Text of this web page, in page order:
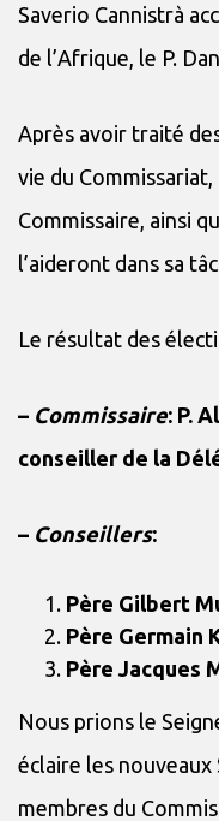
Saverio Cannistrà
de l’Afrique, le P.
Après avoir traité
vie du
Commissaire, ainsi
l’aideront dans sa
Le résultat des
– Commissaire: P.
conseiller de la
– Conseillers:
Père Gilbert
Père Germain
Père Jacques
Nous prions le
éclaire les nouveaux
membres du